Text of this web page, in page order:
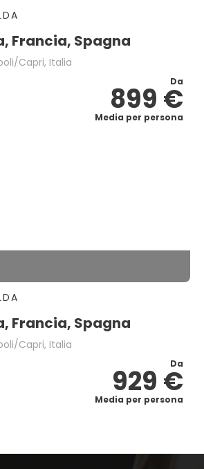
Francia, Spagna
capri, Italia
Da
899 €
Media per persona
Francia, Spagna
capri, Italia
Da
929 €
Media per persona